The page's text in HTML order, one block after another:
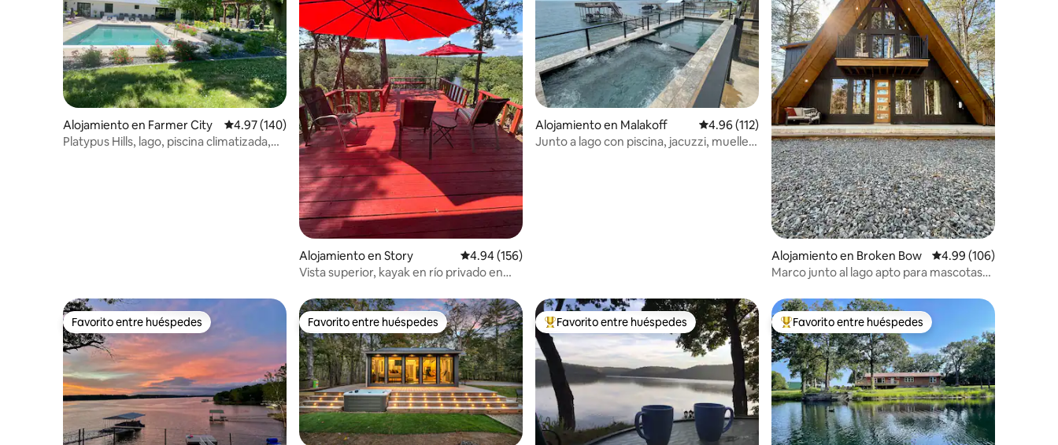
Alojamiento en Farmer City Calificación promedio: 4.97 de 5, 140 reseñas
4.97 (140)
Platypus Hills, lago, piscina climatizada,
Alojamiento en Story Calificación promedio: 4.94 de 5, 156 reseñas
4.94 (156)
Vista superior, kayak en río privado en
Alojamiento en Malakoff Calificación promedio: 4.96 de 5, 112 reseñas
4.96 (112)
Junto a lago con piscina, jacuzzi, muelle y
Alojamiento en Broken Bow Calificación promedio:
4.99 (106)
Marco junto al lago apto para mascotas
Favorito entre huéspedes
Favorito entre huéspedes Favorito entre huéspedes
Favorito entre huéspedes Favorito entre huéspedes preferido
Favorito entre huéspedes Favorito entre huéspedes preferido
Favorito entre huéspedes